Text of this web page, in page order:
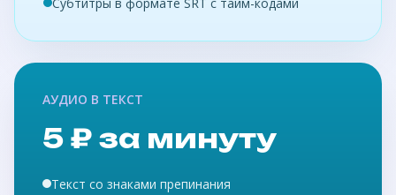
АУДИО В ТЕКСТ
5 ₽ за минуту
Текст со знаками препинания